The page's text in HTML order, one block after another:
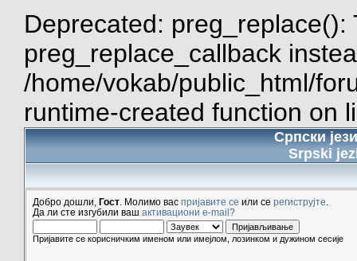
Deprecated:
preg_replace_callback
/home/vokab/public_html/
runtime-created function on
Српски
Srpski
Добро дошли, Гост . Молимо вас пријавите се или се региструјте
Да ли сте изгубили ваш активациони e-mail?
Пријавите се корисничким именом или имејлом, лозинком и дужином сесије